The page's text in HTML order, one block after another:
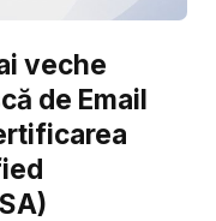
veche
de Email